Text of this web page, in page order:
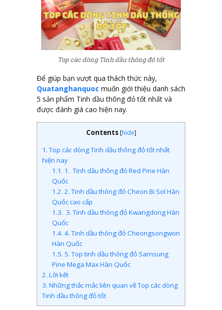
Top các dòng Tinh dầu thông đỏ tốt
Để giúp bạn vượt qua thách thức này,
Quatanghanquoc muốn giới thiệu danh sách
5 sản phẩm Tinh dầu thông đỏ tốt nhất và
được đánh giá cao hiện nay.
Contents [hide]
1.Top các dòng Tinh dầu thông đỏ tốt nhất
hiện nay
1.1. 1. Tinh dầu thông đỏ Red Pine Hàn
Quốc
1.2. 2. Tinh dầu thông đỏ Cheon Bi Sol Hàn
Quốc cao cấp
1.3. 3. Tinh dầu thông đỏ Kwangdong Hàn
Quốc
1.4. 4. Tinh dầu thông đỏ Cheongsongwon
Hàn Quốc
1.5. 5. Top tinh dầu thông đỏ Samsung
Pine Mega Max Hàn Quốc
2. Lời kết
3. Những thắc mắc liên quan về Top các dòng
Tinh dầu thông đỏ tốt